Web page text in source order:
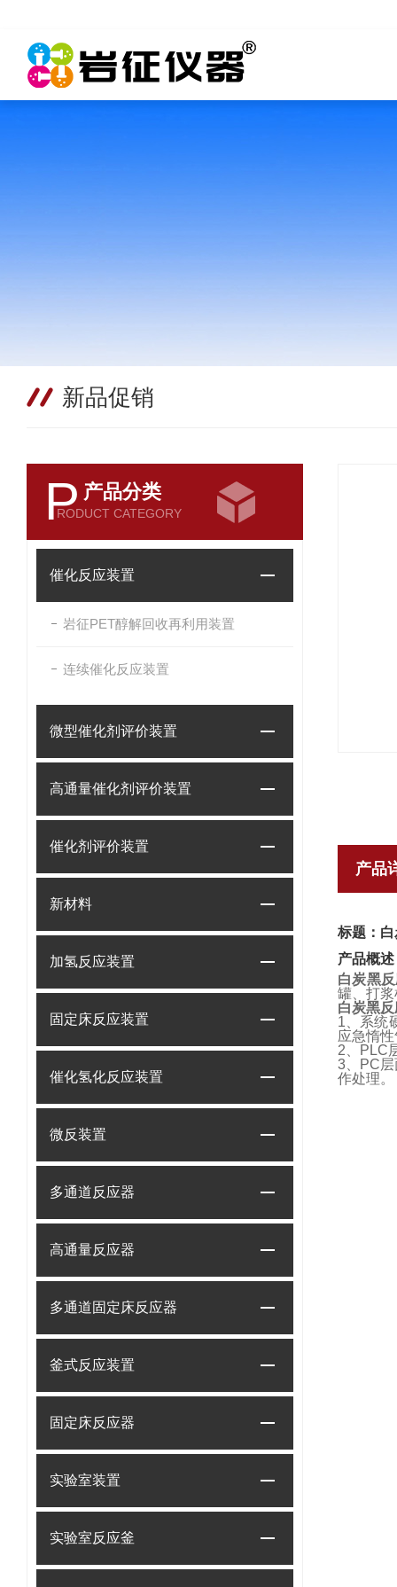
新品促销
P 产品分类
RODUCT CATEGORY
催化反应装置
岩征PET醇解回收再利用装置
连续催化反应装置
微型催化剂评价装置
高通量催化剂评价装置
催化剂评价装置
新材料
加氢反应装置
固定床反应装置
催化氢化反应装置
微反装置
多通道反应器
高通量反应器
多通道固定床反应器
釜式反应装置
固定床反应器
实验室装置
实验室反应釜
产品
标题：
产品概述
白炭黑
罐、打
白炭黑
1、系统
应急惰
2、PLC
3、PC
作处理。